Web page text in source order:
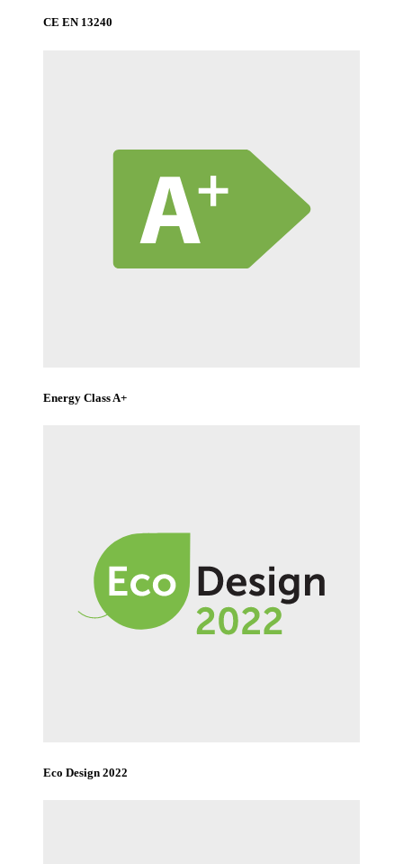
CE EN 13240
Energy Class A+
Eco Design 2022